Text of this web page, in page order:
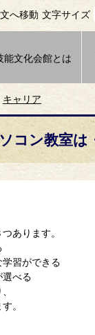
へ移動 文字サイズ
能文化会館とは
キャリア
コン教室は
あります。
習ができる
選べる
。